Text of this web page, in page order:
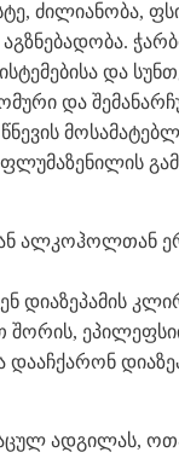
ძილიანობა,
და
და
ალკოჰოლთან
დიაზეპამის
შორის,
დააჩქარონ
ადგილას,